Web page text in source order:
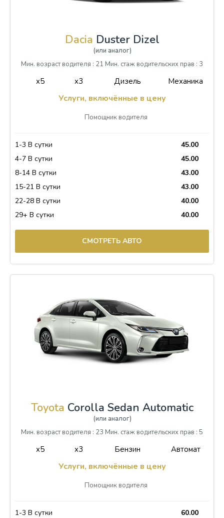
Dacia Duster Dizel
(или аналог)
Мин. возраст водителя : 21 Мин. стаж водительских прав : 3
x5 x3 Дизель Механика
Услуги, включённые в цену
Помощник водителя
1-3 В сутки
45.00
4-7 В сутки
45.00
8-14 В сутки
43.00
15-21 В сутки
43.00
22-28 В сутки
40.00
29+ В сутки
40.00
СМОТРЕТЬ АВТО
Toyota Corolla Sedan Automatic
(или аналог)
Мин. возраст водителя : 23 Мин. стаж водительских прав : 5
x5 x3 Бензин Автомат
Услуги, включённые в цену
Помощник водителя
1-3 В сутки
60.00